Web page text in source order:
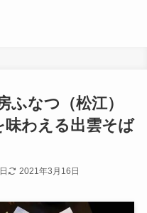
ふなつ（松江）
味わえる出雲そば
2021年3月16日